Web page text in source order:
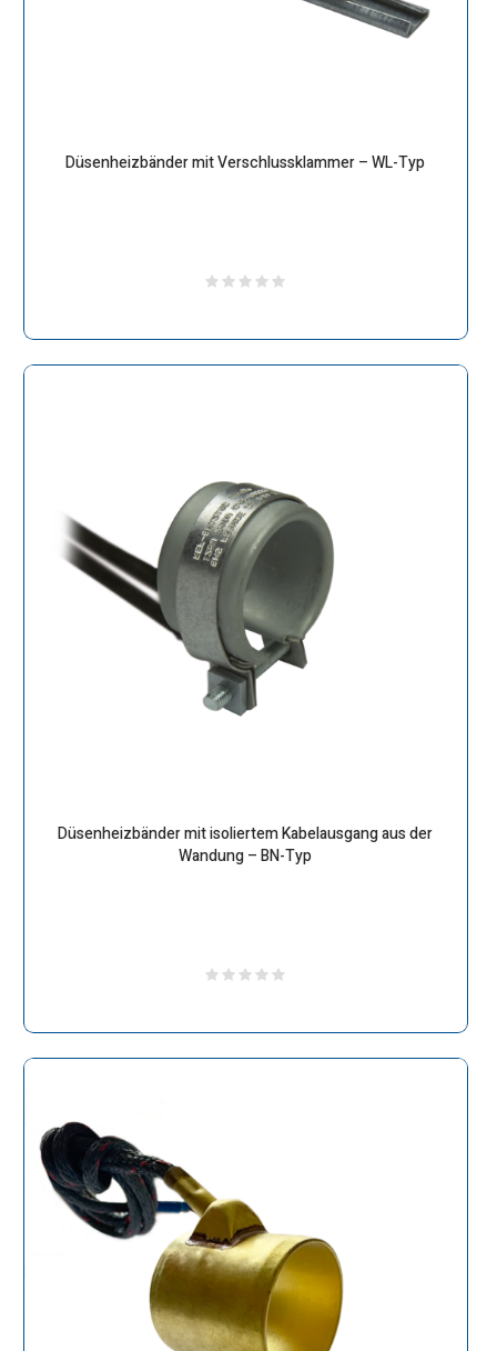
Düsenheizbänder mit Verschlussklammer – WL-Typ
Düsenheizbänder mit isoliertem Kabelausgang aus der
Wandung – BN-Typ